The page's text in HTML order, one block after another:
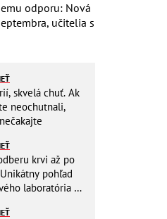
odporu: Nová
učitelia s
skvelá chuť. Ak
neochutnali,
krvi až po
pohľad
laboratória na